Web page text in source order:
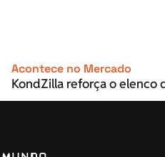
Acontece no Mercado
KondZilla reforça o elenco